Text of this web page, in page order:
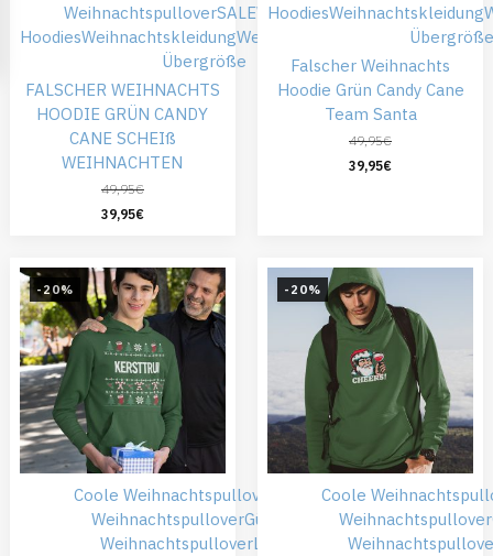
WeihnachtspulloverSALEWeihnachts
HoodiesWeihnachtskleidungWeihnachtspullover
Übergröße
FALSCHER WEIHNACHTS
HOODIE GRÜN CANDY
CANE SCHEIß
WEIHNACHTEN
49,95€
39,95€
HoodiesWeihnachtskleidung
Falscher Weihnachts
Hoodie Grün Candy Cane
Team Santa
49,95€
39,95€
-20%
Coole Weihnachtspullover
Falsche
WeihnachtspulloverGünstiger
WeihnachtspulloverLustige
-20%
Coole
Weihnachtspullover